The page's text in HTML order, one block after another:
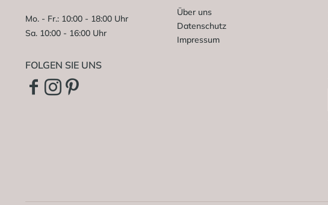
Mo. - Fr.: 10:00 - 18:00 Uhr
Sa. 10:00 - 16:00 Uhr
FOLGEN SIE UNS
Über uns
Datenschutz
Impressum